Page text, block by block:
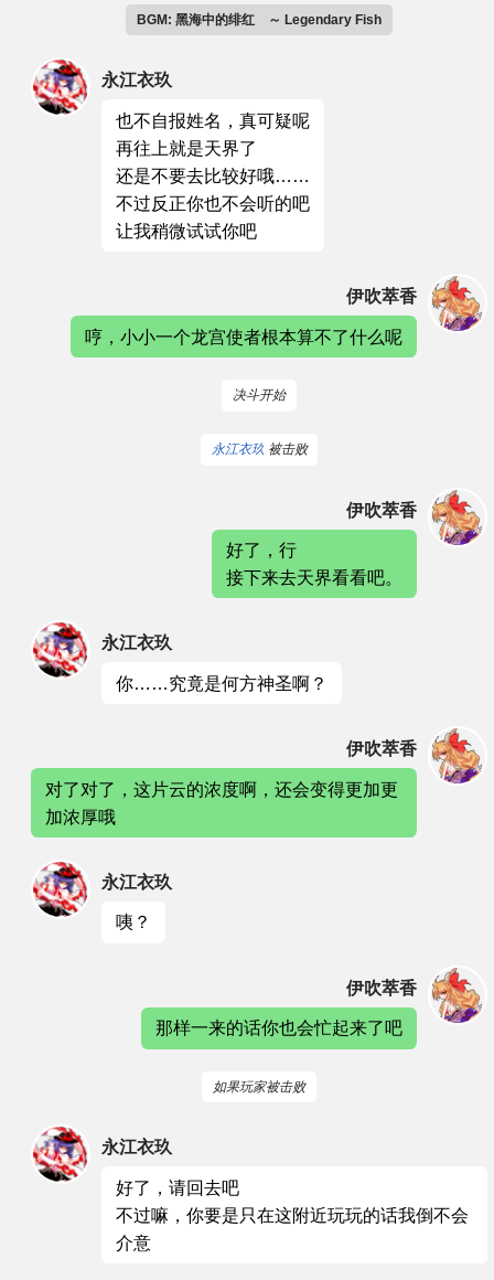
BGM: 黑海中的绯红 ～ Legendary Fish
永江衣玖
也不自报姓名，真可疑呢
再往上就是天界了
还是不要去比较好哦……
不过反正你也不会听的吧
让我稍微试试你吧
伊吹萃香
哼，小小一个龙宫使者根本算不了什么呢
决斗开始
永江衣玖 被击败
伊吹萃香
好了，行
接下来去天界看看吧。
永江衣玖
你……究竟是何方神圣啊？
伊吹萃香
对了对了，这片云的浓度啊，还会变得更加更
加浓厚哦
永江衣玖
咦？
伊吹萃香
那样一来的话你也会忙起来了吧
如果玩家被击败
永江衣玖
好了，请回去吧
不过嘛，你要是只在这附近玩玩的话我倒不会
介意